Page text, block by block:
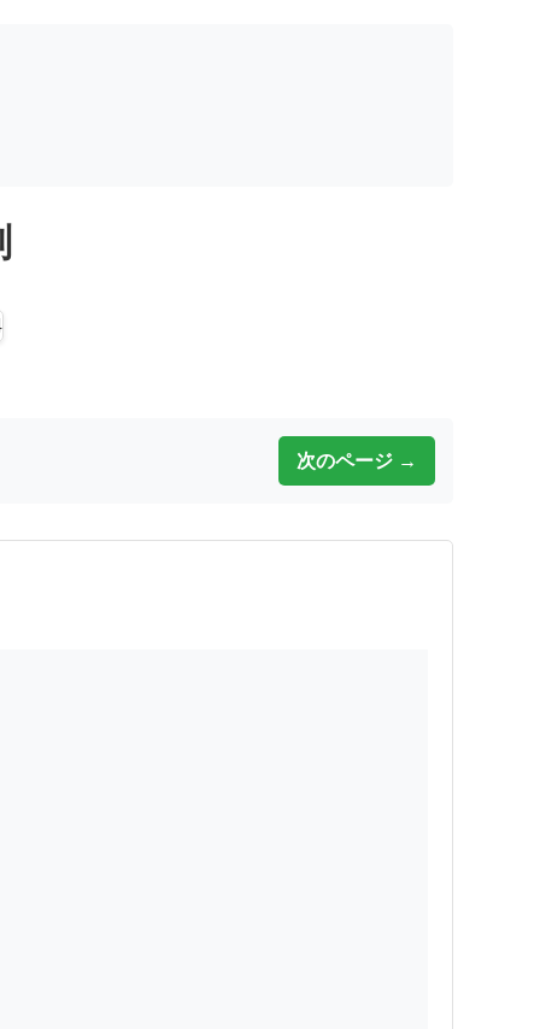
次のページ →